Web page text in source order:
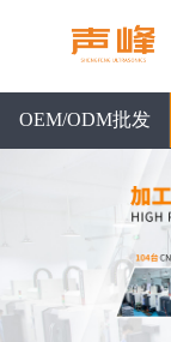
OEM/ODM批发